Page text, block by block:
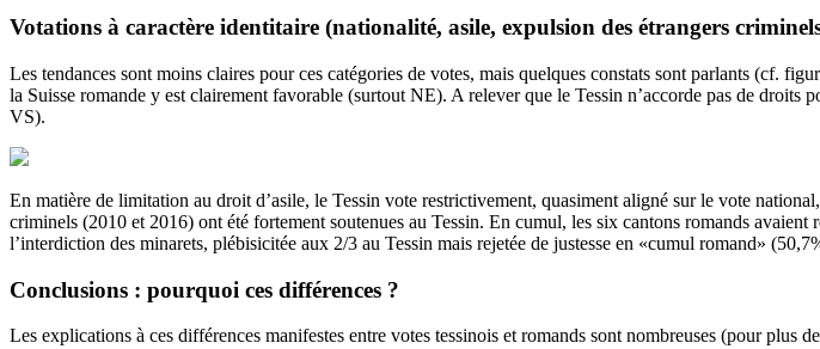
Votations à caractère identitaire (nationalité, asile, expulsion des étrangers
Les tendances sont moins claires pour ces catégories de votes, mais quelques constats sont parlants (cf.
la Suisse romande y est clairement favorable (surtout NE). A relever que le Tessin n’accorde pas de
VS).
En matière de limitation au droit d’asile, le Tessin vote restrictivement, quasiment aligné sur le vote
criminels (2010 et 2016) ont été fortement soutenues au Tessin. En cumul, les six cantons romands
l’interdiction des minarets, plébisicitée aux 2/3 au Tessin mais rejetée de justesse en «cumul romand»
Conclusions : pourquoi ces différences ?
Les explications à ces différences manifestes entre votes tessinois et romands sont nombreuses (pour plus